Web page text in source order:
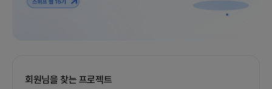
회원님을 찾는 프로젝트